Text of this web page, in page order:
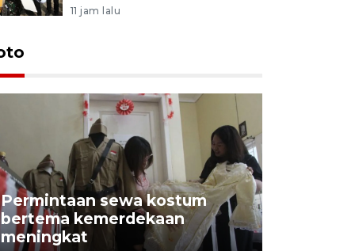
11 jam lalu
Permintaan sewa kostum
bertema kemerdekaan
meningkat